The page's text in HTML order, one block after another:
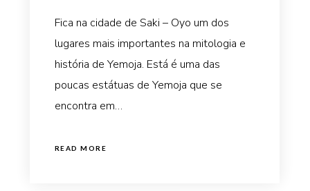
Fica na cidade de Saki – Oyo um dos
lugares mais importantes na mitologia e
história de Yemoja. Está é uma das
poucas estátuas de Yemoja que se
encontra em…
READ MORE